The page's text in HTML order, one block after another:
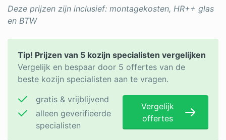
Deze prijzen zijn inclusief: montagekosten, HR++ glas
en BTW
Tip! Prijzen van 5 kozijn specialisten vergelijken
Vergelijk en bespaar door 5 offertes van de
beste kozijn specialisten aan te vragen.
gratis & vrijblijvend
alleen geverifieerde
specialisten
Vergelijk
offertes